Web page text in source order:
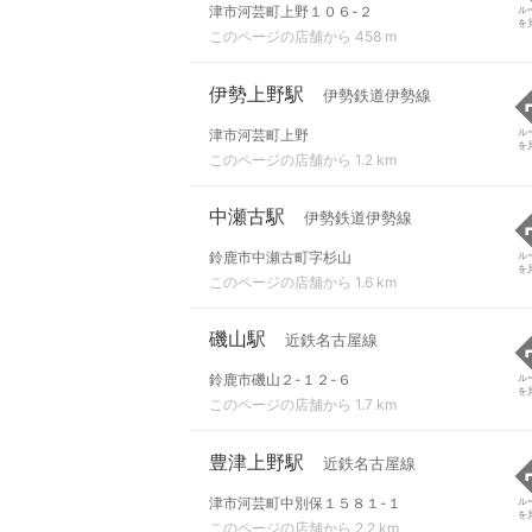
津市河芸町上野１０６-２
このページの店舗から 458 m
ル
を
伊勢上野駅 伊勢鉄道伊勢線
津市河芸町上野
このページの店舗から 1.2 km
ル
を
中瀬古駅 伊勢鉄道伊勢線
鈴鹿市中瀬古町字杉山
このページの店舗から 1.6 km
ル
を
磯山駅 近鉄名古屋線
鈴鹿市磯山２-１２-６
このページの店舗から 1.7 km
ル
を
豊津上野駅 近鉄名古屋線
津市河芸町中別保１５８１-１
このページの店舗から 2.2 km
ル
を